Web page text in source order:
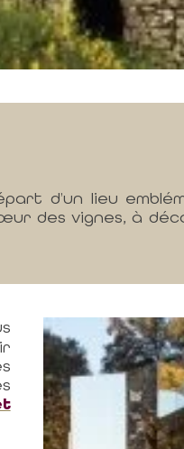
d’un lieu
des vignes, à